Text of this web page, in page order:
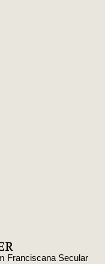
Franciscana Secular